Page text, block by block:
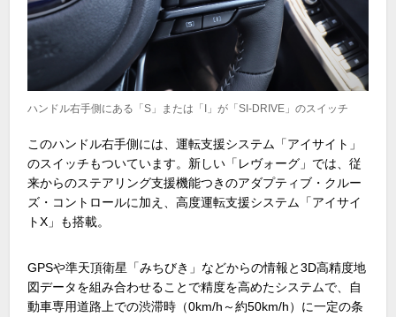
ハンドル右手側にある「S」または「I」が「SI-DRIVE」のスイッチ
このハンドル右手側には、運転支援システム「アイサイト」
のスイッチもついています。新しい「レヴォーグ」では、従
来からのステアリング支援機能つきのアダプティブ・クルー
ズ・コントロールに加え、高度運転支援システム「アイサイ
トX」も搭載。
GPSや準天頂衛星「みちびき」などからの情報と3D高精度地
図データを組み合わせることで精度を高めたシステムで、自
動車専用道路上での渋滞時（0km/h～約50km/h）に一定の条